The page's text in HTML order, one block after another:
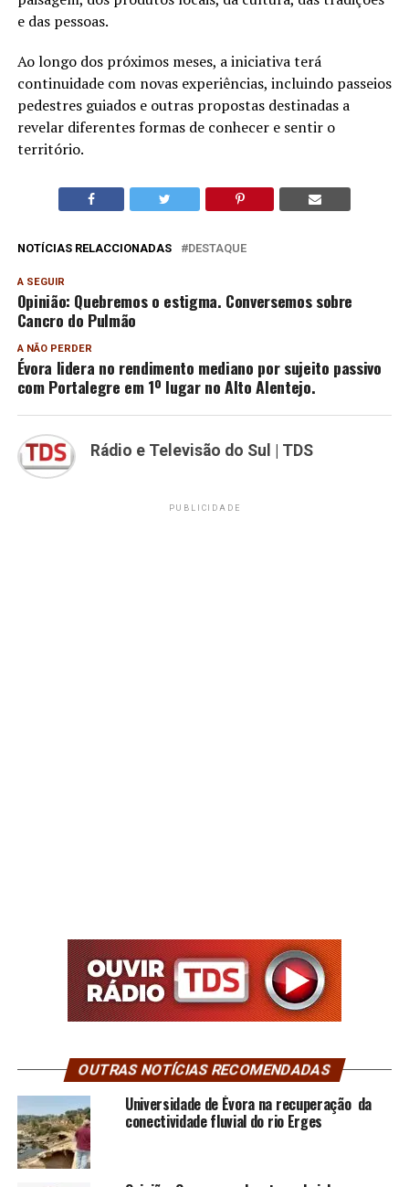
e das pessoas.
Ao longo dos próximos meses, a iniciativa terá
continuidade com novas experiências, incluindo passeios
pedestres guiados e outras propostas destinadas a
revelar diferentes formas de conhecer e sentir o
território.
NOTÍCIAS RELACCIONADAS DESTAQUE
A SEGUIR
Opinião: Quebremos o estigma. Conversemos sobre
Cancro do Pulmão
A NÃO PERDER
Évora lidera no rendimento mediano por sujeito passivo
com Portalegre em 1º lugar no Alto Alentejo.
Rádio e Televisão do Sul | TDS
PUBLICIDADE
OUTRAS NOTÍCIAS RECOMENDADAS
Universidade de Évora na recuperação da
conectividade fluvial do rio Erges